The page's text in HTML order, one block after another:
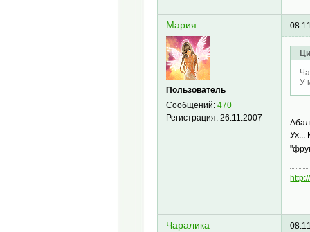
Мария
Пользователь
Сообщений:470
Регистрация:26.11.2007
У
Ух...
Чаралика